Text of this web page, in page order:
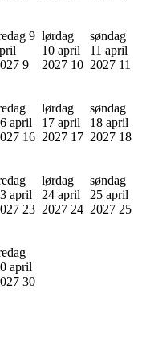
9
9
lørdag
10 april
2027 10
søndag
11 april
2027 11
april
16
lørdag
17 april
2027 17
søndag
18 april
2027 18
april
23
lørdag
24 april
2027 24
søndag
25 april
2027 25
april
30